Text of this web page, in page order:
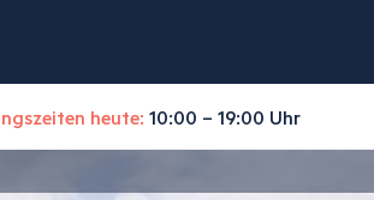
heute: 10:00 – 19:00 Uhr